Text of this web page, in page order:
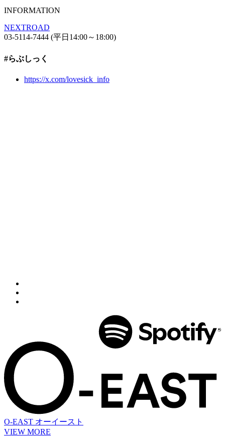
INFORMATION
NEXTROAD
03-5114-7444 (平日14:00～18:00)
#らぶしっく
https://x.com/lovesick_info
O-EAST オーイースト
VIEW MORE